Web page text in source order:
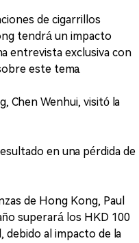
de cigarrillos
tendrá un impacto
entrevista exclusiva con
este tema.
Chen Wenhui, visitó la
en una pérdida de
de Hong Kong, Paul
superará los HKD 100
debido al impacto de la